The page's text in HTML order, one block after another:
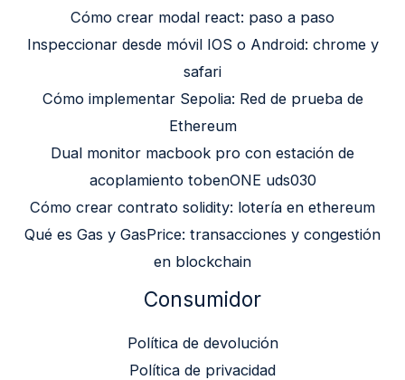
Cómo crear modal react: paso a paso
Inspeccionar desde móvil IOS o Android: chrome y
safari
Cómo implementar Sepolia: Red de prueba de
Ethereum
Dual monitor macbook pro con estación de
acoplamiento tobenONE uds030
Cómo crear contrato solidity: lotería en ethereum
Qué es Gas y GasPrice: transacciones y congestión
en blockchain
Consumidor
Política de devolución
Política de privacidad